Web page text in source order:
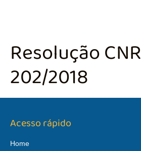
Resolução
202/2018
Acesso rápido
Home